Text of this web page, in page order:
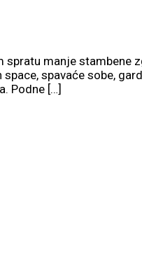
manje stambene
spavaće sobe,
Podne […]